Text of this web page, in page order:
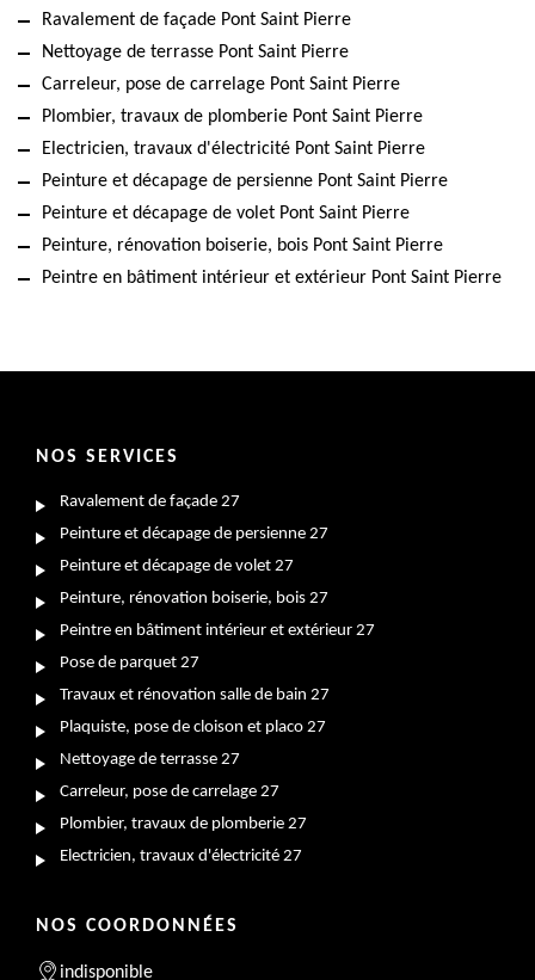
Ravalement de façade Pont Saint Pierre
Nettoyage de terrasse Pont Saint Pierre
Carreleur, pose de carrelage Pont Saint Pierre
Plombier, travaux de plomberie Pont Saint Pierre
Electricien, travaux d'électricité Pont Saint Pierre
Peinture et décapage de persienne Pont Saint Pierre
Peinture et décapage de volet Pont Saint Pierre
Peinture, rénovation boiserie, bois Pont Saint Pierre
Peintre en bâtiment intérieur et extérieur Pont Saint Pierre
NOS SERVICES
Ravalement de façade 27
Peinture et décapage de persienne 27
Peinture et décapage de volet 27
Peinture, rénovation boiserie, bois 27
Peintre en bâtiment intérieur et extérieur 27
Pose de parquet 27
Travaux et rénovation salle de bain 27
Plaquiste, pose de cloison et placo 27
Nettoyage de terrasse 27
Carreleur, pose de carrelage 27
Plombier, travaux de plomberie 27
Electricien, travaux d'électricité 27
NOS COORDONNÉES
indisponible